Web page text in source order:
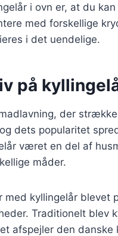
i ovn er, at du
med forskellige
i det uendelige.
på
der
dets popularitet
været en del af
måder.
med kyllingelår
Traditionelt blev
afspejler den